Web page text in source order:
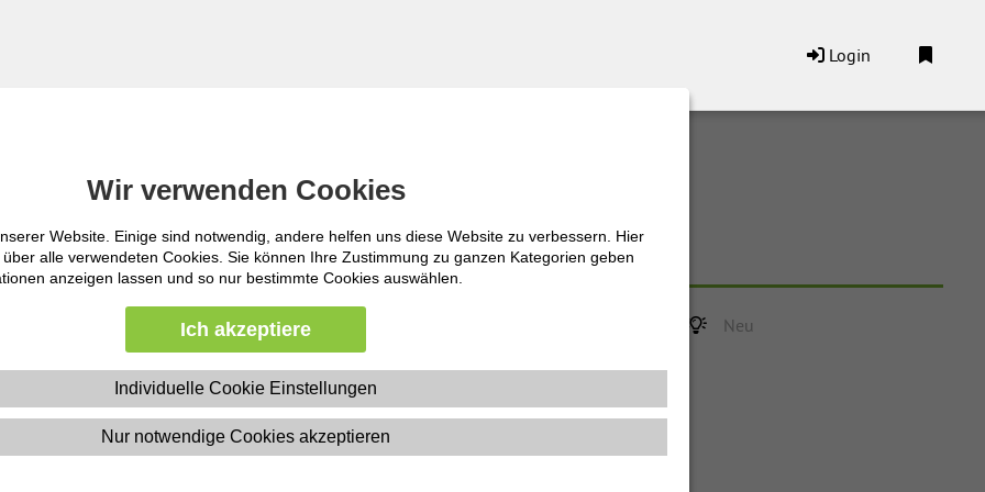
Login
Erweiterte Suche
E-Learning | Neu
& Organisation Betriebliches Gesundheitsmanagement
Wir verwenden Cookies
Website. Einige sind notwendig, andere helfen uns diese Website zu verbessern. Hier
alle verwendeten Cookies. Sie können Ihre Zustimmung zu ganzen Kategorien geben
anzeigen lassen und so nur bestimmte Cookies auswählen.
Ich akzeptiere
Individuelle Cookie Einstellungen
Nur notwendige Cookies akzeptieren
Wir verwenden Cookies
Website. Einige sind notwendig, andere helfen uns diese Website zu verbessern. Hier
alle verwendeten Cookies. Sie können Ihre Zustimmung zu ganzen Kategorien geben
anzeigen lassen und so nur bestimmte Cookies auswählen.
Ich akzeptiere
Individuelle Cookie Einstellungen
Nur notwendige Cookies akzeptieren